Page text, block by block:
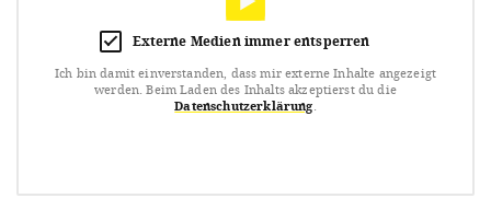
Externe Medien immer entsperren
Ich bin damit einverstanden, dass mir externe Inhalte angezeigt
werden. Beim Laden des Inhalts akzeptierst du die
Datenschutzerklärung.
#Ichgrantlealsobinich
Posted byCapriccioon Friday, August 9,